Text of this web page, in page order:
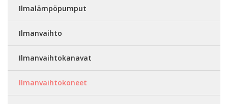
Ilmalämpöpumput
Ilmanvaihto
Ilmanvaihtokanavat
Ilmanvaihtokoneet